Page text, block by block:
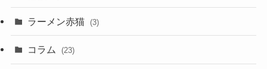
ラーメン赤猫 (3)
コラム (23)